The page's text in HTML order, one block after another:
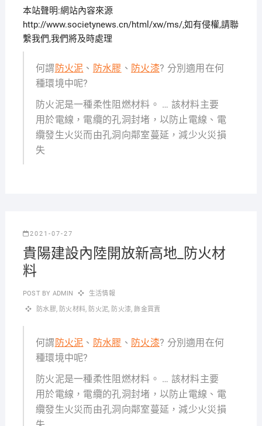
本站聲明:網站內容來源
http://www.societynews.cn/html/xw/ms/,如有侵權,請聯
繫我們,我們將及時處理
何謂 防火泥 、 防水膠 、 防火漆? 分別適用在何
種環境中呢?
防火泥是一種柔性阻燃材料。 … 該材料主要
用於電線，電纜的孔洞封堵，以防止電線、電
纜發生火災而由孔洞向鄰室蔓延，減少火災損
失
2021-07-27
貴陽建設內陸開放新高地_防火材
料
POST BY ADMIN 生活情報
防水膠, 防火材料, 防火泥, 防火漆,飾金買賣
何謂 防火泥 、 防水膠 、 防火漆? 分別適用在何
種環境中呢?
防火泥是一種柔性阻燃材料。 … 該材料主要
用於電線，電纜的孔洞封堵，以防止電線、電
纜發生火災而由孔洞向鄰室蔓延，減少火災損